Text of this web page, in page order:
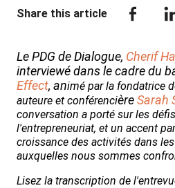
Share this article
Le PDG de Dialogue, Cherif
interviewé dans le cadre du
Effect, animé par la fondatrice
auteure et conférencièreSarah
conversation a porté sur les
l'entrepreneuriat, et un accent
croissance des activités dans
auxquelles nous sommes
Lisez la transcription de